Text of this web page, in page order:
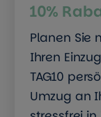
10%
Planen Sie
Ihren
TAG10
Umzug an